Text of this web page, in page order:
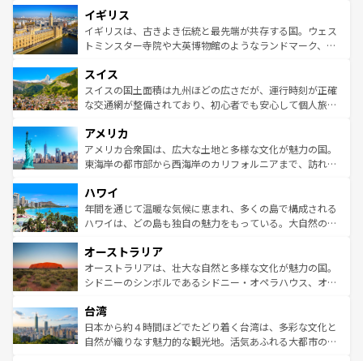
いる。シャンパンの発祥地であるランス、プロヴァンスの
香り高いラベンダー畑など、多彩な楽しみ方が可能だ。さ
らに、パリ以外の地域にも魅力が溢れており、どの街角に
れる地方に足を運ぶとそれぞれで全く異なる文化を体験で
きるだろう。 なお、新着のフランス情報はコンテンツ一覧
を参照してほしい。
顔を持つこの国は、どこを歩いても飽きることがない。ベ
ルリンの文化的活気、バイエルン州のアルプスの絶景、そ
してライン川沿いのワイン畑といった風景は必見。ビール
は、お酒好きな人にはぜひ体験してほしい。 なお、新着の
ドイツ情報はコンテンツ一覧を参照してほしい。
イギリス
イギリスは、古きよき伝統と最先端が共存する国。ウェス
トミンスター寺院や大英博物館のようなランドマーク、歴
リアごとに異なる魅力がある。また、優雅なアフタヌーン
ティー、ビール好きにはたまらない英国パブ、サッカー観
戦など、本場だからこそできる体験も豊富。イギリスを旅
ンツ一覧を参照してほしい。
スイス
スイスの国土面積は九州ほどの広さだが、運行時刻が正確
な交通網が整備されており、初心者でも安心して個人旅行
の建物がそのまま残る町や、スイスならではのユニークな
博物館もあり、アルプス観光だけでなく町歩きも満喫する
ことができる。国民の所得が高いため物価も高いが、旅行
ば市内交通費無料で観光を楽しむこともできる。 なお、新
着のスイス情報はコンテンツ一覧 を参照してほしい。
アメリカ
アメリカ合衆国は、広大な土地と多様な文化が魅力の国。
東海岸の都市部から西海岸のカリフォルニアまで、訪れる
のような巨大都市は、観光、ショッピング、エンターテイ
ンメントが詰まった刺激的なスポットだ。一方、アメリカ
西部には大自然が広がり、グランドキャニオンやイエロー
部のニューオーリンズでは、音楽と美食が融合した独特の
文化が魅力。旅行者はアメリカの各地域で異なる魅力を楽
しみながら、その多様性と豊かな歴史を感じることができ
ならではの贅沢な旅のスタイルだ。 なお、新着のアメリカ
情報はコンテンツ一覧を参照してほしい。
ハワイ
年間を通じて温暖な気候に恵まれ、多くの島で構成される
ハワイは、どの島も独自の魅力をもっている。大自然の神
ワイ島は見逃せない。また、定番の観光地といえばオアフ
島だが、静かな自然を求めるならマウイ島やカウアイ島が
おすすめ。エメラルドグリーンに輝く海をはじめ、豊かな
れるおもてなしの心で訪れる人々を迎えてくれるハワイの
人々、おいしいローカルフードやハワイアンミュージッ
ク、伝統的なフラダンスなど、すべてがハワイの魅力を彩
オーストラリア
オーストラリアは、壮大な自然と多様な文化が魅力の国。
シドニーのシンボルであるシドニー・オペラハウス、オー
リアリーフや大陸中央部にそびえるウルル（エアーズロッ
ク）、タスマニアの美しい原生林やケアンズの熱帯雨林な
ど、見どころがたくさん。また、カフェやワイン、オージ
台湾
日本から約４時間ほどでたどり着く台湾は、多彩な文化と
自然が織りなす魅力的な観光地。活気あふれる大都市の台